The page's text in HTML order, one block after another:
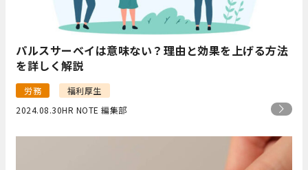
パルスサーベイは意味ない？理由と効果を上げる方法
を詳しく解説
労務
福利厚生
2024.08.30HR NOTE 編集部